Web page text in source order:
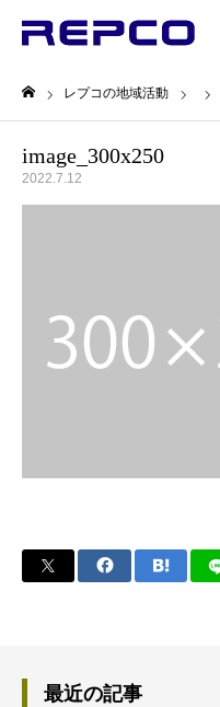
レプコの地域活動
image_300x250
2022.7.12
最近の記事